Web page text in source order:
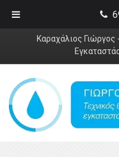
Καραχάλιος